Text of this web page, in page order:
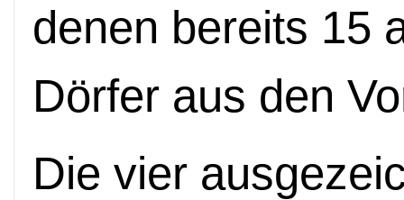
denen bereits 15
Dörfer aus den
Die vier